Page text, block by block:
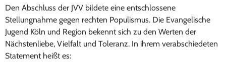
Den Abschluss der JVV bildete eine entschlossene
Stellungnahme gegen rechten Populismus. Die Evangelische
Jugend Köln und Region bekennt sich zu den Werten der
Nächstenliebe, Vielfalt und Toleranz. In ihrem verabschiedeten
Statement heißt es: